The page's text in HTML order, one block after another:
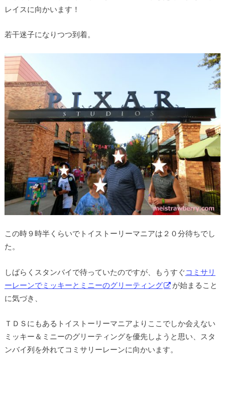
レイスに向かいます！
若干迷子になりつつ到着。
この時９時半くらいでトイストーリーマニアは２０分待ちでし
た。
しばらくスタンバイで待っていたのですが、もうすぐコミサリ
ーレーンでミッキーとミニーのグリーティング
が始まること
に気づき、
ＴＤＳにもあるトイストーリーマニアよりここでしか会えない
ミッキー＆ミニーのグリーティングを優先しようと思い、スタ
ンバイ列を外れてコミサリーレーンに向かいます。